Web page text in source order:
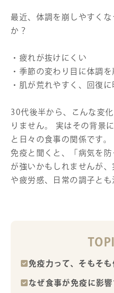
最近、体調を崩しやすく
か？
・疲れが抜けにくい
・季節の変わり目に体調
・肌が荒れやすく、回復
30代後半から、こんな変
りません。 実はその背景
と日々の食事の関係です。
免疫と聞くと、「病気を
が強いかもしれませんが
や疲労感、日常の調子とも
免疫力って、そもそも
なぜ食事が免疫に影響